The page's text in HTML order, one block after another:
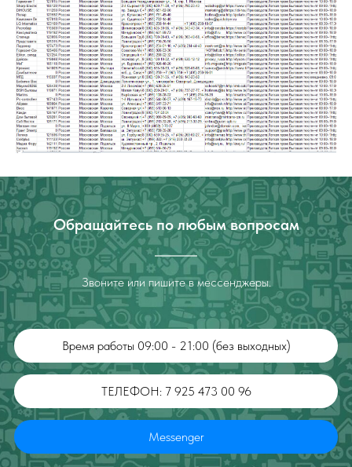
Обращайтесь по любым вопросам
Звоните или пишите в мессенджеры.
Время работы 09:00 - 21:00 (без выходных)
ТЕЛЕФОН: 7 925 473 00 96
Messenger